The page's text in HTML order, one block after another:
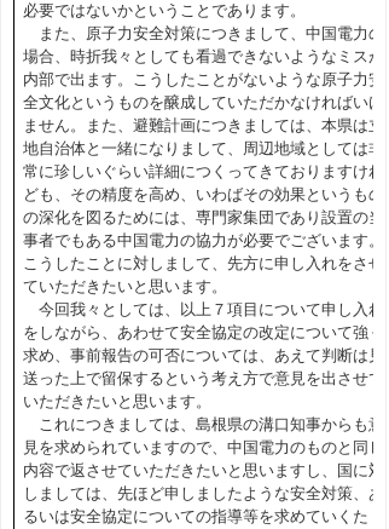
必要ではないかということであります。
また、原子力安全対策につきまして、中国電力の
場合、時折我々としても看過できないようなミスが
内部で出ます。こうしたことがないような原子力安
全文化というものを醸成していただかなければいけ
ません。また、避難計画につきましては、本県は立
地自治体と一緒になりまして、周辺地域としては非
常に珍しいぐらい詳細につくってきておりますけれ
ども、その精度を高め、いわばその効果というもの
の深化を図るためには、専門家集団であり設置の当
事者でもある中国電力の協力が必要でございます。
こうしたことに対しまして、先方に申し入れをさせ
ていただきたいと思います。
今回我々としては、以上７項目について申し入れ
をしながら、あわせて安全協定の改定について強く
求め、事前報告の可否については、あえて判断は見
送った上で留保するという考え方で意見を出させて
いただきたいと思います。
これにつきましては、島根県の溝口知事からも意
見を求められていますので、中国電力のものと同じ
内容で返させていただきたいと思いますし、国に対
しましては、先ほど申しましたような安全対策、あ
るいは安全協定についての指導等を求めていくた